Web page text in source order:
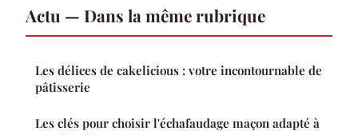
Actu — Dans la même rubrique
Les délices de cakelicious : votre incontournable de
pâtisserie
Les clés pour choisir l'échafaudage maçon adapté à